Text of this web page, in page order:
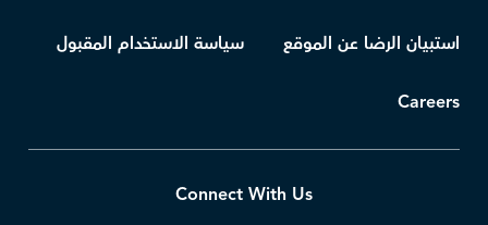
استبيان الرضا عن الموقع سياسة الاستخدام المقبول
Careers
Connect With Us